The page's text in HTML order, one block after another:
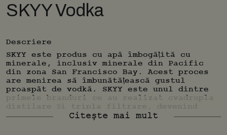
SKYY Vodka
Descriere
SKYY este produs cu apă îmbogățită cu
minerale, inclusiv minerale din Pacific
din zona San Francisco Bay. Acest proces
are menirea să îmbunătățească gustul
proaspăt de vodkă. SKYY este unul dintre
primele branduri ce au realizat cvadrupla
unul dintre produsele de acest tip cu cele
Citește mai mult